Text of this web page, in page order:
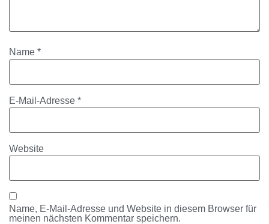
Name *
E-Mail-Adresse *
Website
Name, E-Mail-Adresse und Website in diesem Browser für
meinen nächsten Kommentar speichern.